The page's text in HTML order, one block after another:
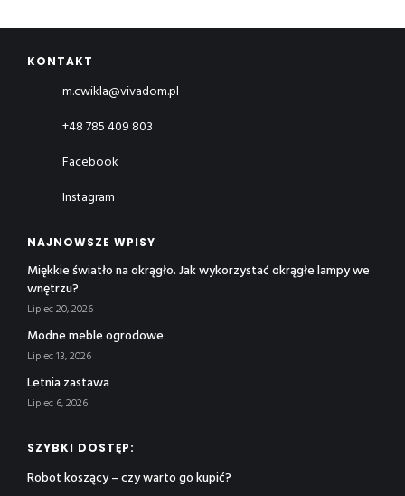
KONTAKT
m.cwikla@vivadom.pl
+48 785 409 803
Facebook
Instagram
NAJNOWSZE WPISY
Miękkie światło na okrągło. Jak wykorzystać okrągłe lampy we
wnętrzu?
Lipiec 20, 2026
Modne meble ogrodowe
Lipiec 13, 2026
Letnia zastawa
Lipiec 6, 2026
SZYBKI DOSTĘP:
Robot koszący – czy warto go kupić?